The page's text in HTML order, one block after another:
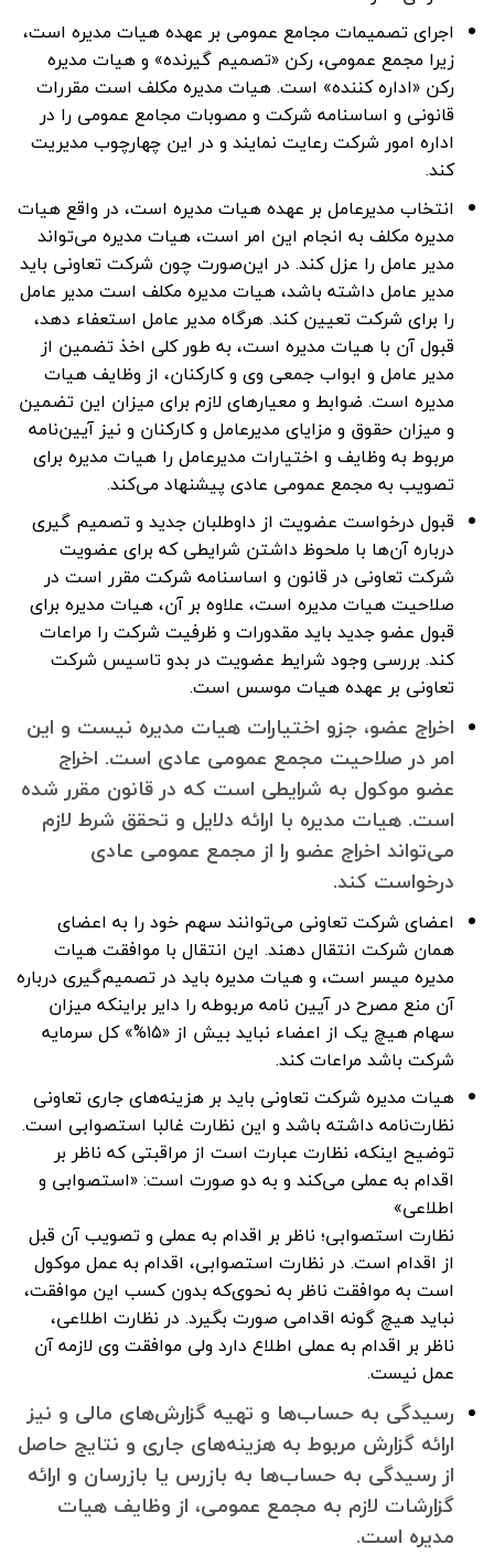
اجرای تصمیمات مجامع عمومی بر عهده هیات مدیره است،
زیرا مجمع عمومی، رکن «تصمیم گیرنده» و هیات مدیره
رکن «اداره کننده» است. هیات مدیره مکلف است مقررات
قانونی و اساسنامه شرکت و مصوبات مجامع عمومی را در
اداره امور شرکت رعایت نمایند و در این چهارچوب مدیریت
کند.
انتخاب مدیرعامل بر عهده هیات مدیره است، در واقع هیات
مدیره مکلف به انجام این امر است، هیات مدیره می‌تواند
مدیر عامل را عزل کند. در این‌صورت چون شرکت تعاونی باید
مدیر عامل داشته باشد، هیات مدیره مکلف است مدیر عامل
را برای شرکت تعیین کند. هرگاه مدیر عامل استعفاء دهد،
قبول آن با هیات مدیره است، به طور کلی اخذ تضمین از
مدیر عامل و ابواب جمعی وی و کارکنان، از وظایف هیات
مدیره است. ضوابط و معیارهای لازم برای میزان این تضمین
و میزان حقوق و مزایای مدیرعامل و کارکنان و نیز آیین‌نامه
مربوط به وظایف و اختیارات مدیرعامل را هیات مدیره برای
تصویب به مجمع عمومی عادی پیشنهاد می‌کند.
قبول درخواست عضویت از داوطلبان جدید و تصمیم گیری
درباره آن‌ها با ملحوظ داشتن شرایطی که برای عضویت
شرکت تعاونی در قانون و اساسنامه شرکت مقرر است در
صلاحیت هیات مدیره است، علاوه بر آن، هیات مدیره برای
قبول عضو جدید باید مقدورات و ظرفیت شرکت را مراعات
کند. بررسی وجود شرایط عضویت در بدو تاسیس شرکت
تعاونی بر عهده هیات موسس است.
اخراج عضو، جزو اختیارات هیات مدیره نیست و این
امر در صلاحیت مجمع عمومی عادی است. اخراج
عضو موکول به شرایطی است که در قانون مقرر شده
است. هیات مدیره با ارائه دلایل و تحقق شرط لازم
می‌تواند اخراج عضو را از مجمع عمومی عادی
درخواست کند.
اعضای شرکت تعاونی می‌توانند سهم خود را به اعضای
همان شرکت انتقال دهند. این انتقال با موافقت هیات
مدیره میسر است، و هیات مدیره باید در تصمیم‌گیری درباره
آن منع مصرح در آیین نامه مربوطه را دایر براینکه میزان
سهام هیچ یک از اعضاء نباید بیش از «۱۵%» کل سرمایه
شرکت باشد مراعات کند.
هیات مدیره شرکت تعاونی باید بر هزینه‌های جاری تعاونی
نظارت‌نامه داشته باشد و این نظارت غالبا استصوابی است.
توضیح اینکه، نظارت عبارت است از مراقبتی که ناظر بر
اقدام به عملی می‌کند و به دو صورت است: «استصوابی و
اطلاعی»
نظارت استصوابی؛ ناظر بر اقدام به عملی و تصویب آن قبل
از اقدام است. در نظارت استصوابی، اقدام به عمل موکول
است به موافقت ناظر به نحوی‌که بدون کسب این موافقت،
نباید هیچ گونه اقدامی صورت بگیرد. در نظارت اطلاعی،
ناظر بر اقدام به عملی اطلاع دارد ولی موافقت وی لازمه آن
عمل نیست.
رسیدگی به حساب‌ها و تهیه گزارش‌های مالی و نیز
ارائه گزارش مربوط به هزینه‌های جاری و نتایج حاصل
از رسیدگی به حساب‌ها به بازرس یا بازرسان و ارائه
گزارشات لازم به مجمع عمومی، از وظایف هیات
مدیره است.